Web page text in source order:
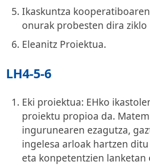
Ikaskuntza
onurak probesten dira ziklo
Eleanitz Proiektua.
LH4-5-6
Eki proiektua: EHko
proiektu propioa da.
ingurunearen ezagutza,
ingelesa arloak hartzen
eta konpetentzien lanketan